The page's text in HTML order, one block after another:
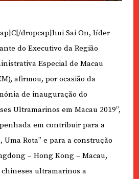
dropcap]hui Sai On, líder
do Executivo da Região
Especial de Macau
afirmou, por ocasião da
de inauguração do
Ultramarinos em Macau 2019”,
em contribuir para a
Uma Rota” e para a construção
– Hong Kong – Macau,
ultramarinos a